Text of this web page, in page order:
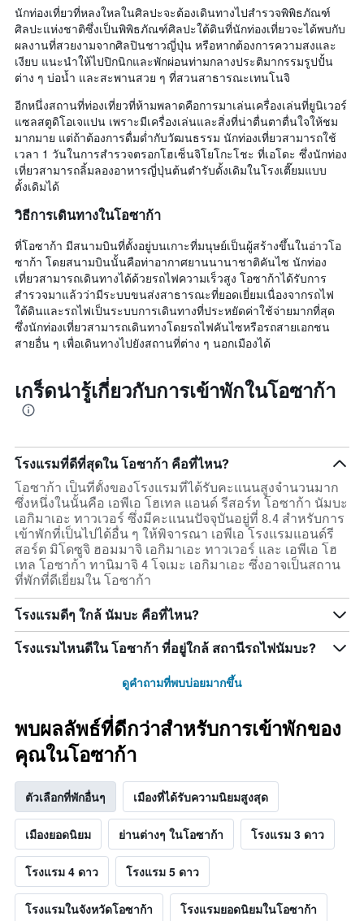
นักท่องเที่ยวที่หลงใหลในศิลปะจะต้องเดินทางไปสำรวจพิพิธภัณฑ์
ศิลปะแห่งชาติซึ่งเป็นพิพิธภัณฑ์ศิลปะใต้ดินที่นักท่องเที่ยวจะได้พบกับ
ผลงานที่สวยงามจากศิลปินชาวญี่ปุ่น หรือหากต้องการความสงและ
เงียบ แนะนำให้ไปปิกนิกและพักผ่อนท่ามกลางประติมากรรมรูปปั้น
ต่าง ๆ บ่อน้ำ และสะพานสวย ๆ ที่สวนสาธารณะเทนโนจิ
อีกหนึ่งสถานที่ท่องเที่ยวที่ห้ามพลาดคือการมาเล่นเครื่องเล่นที่ยูนิเวอร์
แซลสตูดิโอเจแปน เพราะมีเครื่องเล่นและสิ่งที่น่าตื่นตาตื่นใจให้ชม
มากมาย แต่ถ้าต้องการดื่มด่ำกับวัฒนธรรม นักท่องเที่ยวสามารถใช้
เวลา 1 วันในการสำรวจตรอกโฮเซ็นจิโยโกะโชะ ที่เอโดะ ซึ่งนักท่อง
เที่ยวสามารถลิ้มลองอาหารญี่ปุ่นต้นตำรับดั้งเดิมในโรงเตี๊ยมแบบ
ดั้งเดิมได้
วิธีการเดินทางในโอซาก้า
ที่โอซาก้า มีสนามบินที่ตั้งอยู่บนเกาะที่มนุษย์เป็นผู้สร้างขึ้นในอ่าวโอ
ซาก้า โดยสนามบินนั้นคือท่าอากาศยานนานาชาติคันไซ นักท่อง
เที่ยวสามารถเดินทางได้ด้วยรถไฟความเร็วสูง โอซาก้าได้รับการ
สำรวจมาแล้วว่ามีระบบขนส่งสาธารณะที่ยอดเยี่ยมเนื่องจากรถไฟ
ใต้ดินและรถไฟเป็นระบบการเดินทางที่ประหยัดค่าใช้จ่ายมากที่สุด
ซึ่งนักท่องเที่ยวสามารถเดินทางโดยรถไฟคันไซหรือรถสายเอกชน
สายอื่น ๆ เพื่อเดินทางไปยังสถานที่ต่าง ๆ นอกเมืองได้
เกร็ดน่ารู้เกี่ยวกับการเข้าพักในโอซาก้า
โรงแรมที่ดีที่สุดใน โอซาก้า คือที่ไหน?
โอซาก้า เป็นที่ตั้งของโรงแรมที่ได้รับคะแนนสูงจำนวนมาก
ซึ่งหนึ่งในนั้นคือ เอพีเอ โฮเทล แอนด์ รีสอร์ท โอซาก้า นัมบะ
เอกิมาเอะ ทาวเวอร์ ซึ่งมีคะแนนปัจจุบันอยู่ที่ 8.4 สำหรับการ
เข้าพักที่เป็นไปได้อื่น ๆ ให้พิจารณา เอพีเอ โรงแรมแอนด์รี
สอร์ต มิโดซูจิ ฮอมมาจิ เอกิมาเอะ ทาวเวอร์ และ เอพีเอ โฮ
เทล โอซาก้า ทานิมาจิ 4 โจเมะ เอกิมาเอะ ซึ่งอาจเป็นสถาน
ที่พักที่ดีเยี่ยมใน โอซาก้า
โรงแรมดีๆ ใกล้ นัมบะ คือที่ไหน?
โรงแรมไหนดีใน โอซาก้า ที่อยู่ใกล้ สถานีรถไฟนัมบะ?
ดูคำถามที่พบบ่อยมากขึ้น
พบผลลัพธ์ที่ดีกว่าสำหรับการเข้าพักของ
คุณในโอซาก้า
ตัวเลือกที่พักอื่นๆ เมืองที่ได้รับความนิยมสูงสุด
เมืองยอดนิยม ย่านต่างๆ ในโอซาก้า โรงแรม 3 ดาว
โรงแรม 4 ดาว โรงแรม 5 ดาว
โรงแรมในจังหวัดโอซาก้า โรงแรมยอดนิยมในโอซาก้า